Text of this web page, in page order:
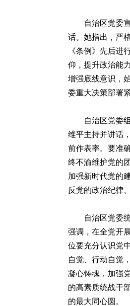
自治区党委宣
话。她指出，严
《条例》先后进
仰，提升政治能
增强底线意识，
委重大决策部署
自治区党委组
维平主持并讲话
前作表率。要准
终不渝维护党的
加强新时代党的
反党的政治纪律
自治区党委统
强调，在全党开
位要充分认识党
自觉、行动自觉
凝心铸魂，加强
的高素质统战干
的最大同心圆。